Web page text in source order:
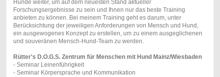
Hunde weiter, um auf dem neuesten Stand aktueller
Forschungsergebnisse zu sein und Ihnen nur das beste Training
anbieten zu können. Bei meinem Training geht es darum, unter
Berücksichtung der jeweiligen Anforderungen von Mensch und Hund,
ein ausgewogenes Konzept zu erstellen, um zu einem ausgeglichenen
und souveränen Mensch-Hund-Team zu werden.
Rütter's D.O.G.S. Zentrum für Menschen mit Hund Mainz/Wiesbaden
- Seminar Leinenführigkeit
- Seminar Körpersprache und Kommunikation